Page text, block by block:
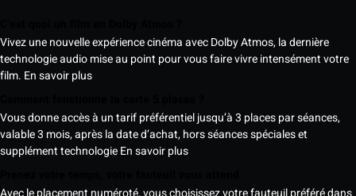
Vivez une nouvelle expérience cinéma avec Dolby Atmos, la dernière
technologie audio mise au point pour vous faire vivre intensément votre
film. En savoir plus
Vous donne accès à un tarif préférentiel jusqu’à 3 places par séances,
valable 3 mois, après la date d’achat, hors séances spéciales et
supplément technologieEn savoir plus